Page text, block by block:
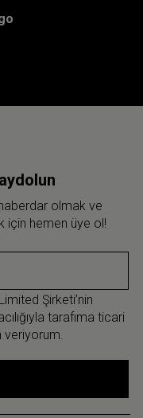
olmak ve
için hemen üye ol!
Şirketi’nin
tarafıma ticari
veriyorum.